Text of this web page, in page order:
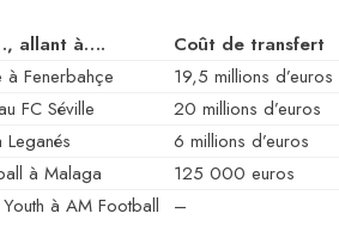
allant à….
Coût de transfert
à Fenerbahçe
19,5 millions d’euros
FC Séville
20 millions d’euros
6 millions d’euros
à Malaga
125 000 euros
à AM Football –